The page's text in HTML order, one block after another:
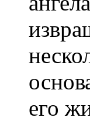
его